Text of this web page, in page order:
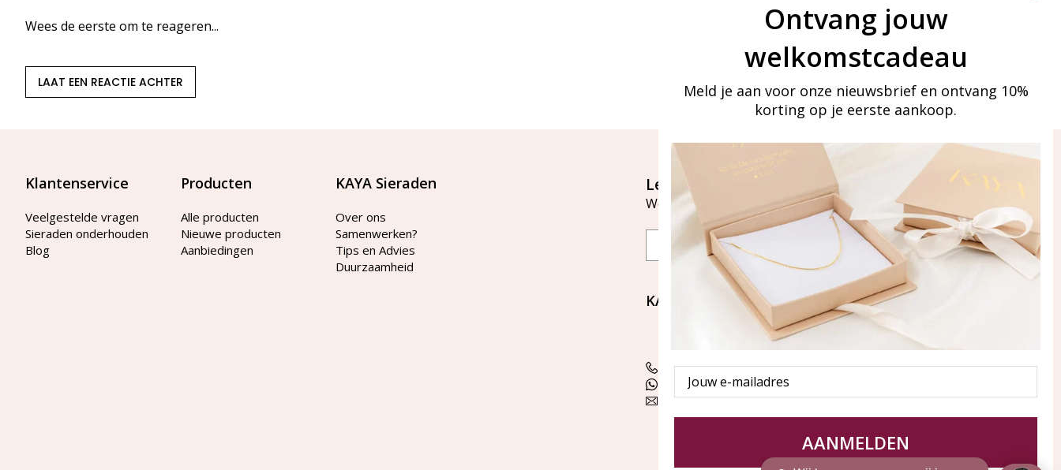
Wees de eerste om te reageren...
LAAT EEN REACTIE ACHTER
Klantenservice
Veelgestelde vragen
Sieraden onderhouden
Blog
Producten
Alle producten
Nieuwe producten
Aanbiedingen
KAYA Sieraden
Over ons
Samenwerken?
Tips en Advies
Duurzaamheid
Let's stay in touch
Word lid van onze mailinglijst
KAYA Sieraden
Bellen of WhatsApp Ma-Vr
tussen 09:00-17:00
Tel: 085 000 31 87
WhatsApp: 085 000 31 87
klantenservice@kayasieraden.nl
Ontvang jouw
welkomstcadeau
Meld je aan voor onze nieuwsbrief en ontvang 10%
korting op je eerste aankoop.
Email
AANMELDEN